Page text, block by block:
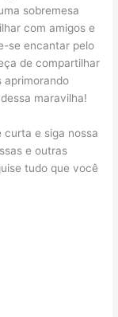
sobremesa
com amigos e
se encantar pelo
de compartilhar
aprimorando
maravilha!
curta e siga nossa
e outras
tudo que você